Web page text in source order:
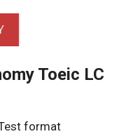
Toeic LC
format